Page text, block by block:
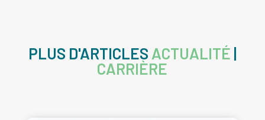
PLUS D'ARTICLES ACTUALITÉ |
CARRIÈRE